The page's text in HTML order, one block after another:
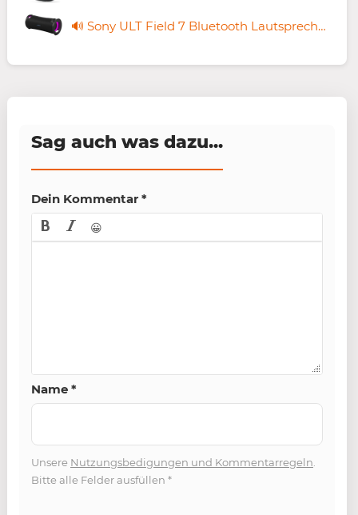
🔊 Sony ULT Field 7 Bluetooth Lautsprecher für 204€ (statt 255€)
Sag auch was dazu...
Dein Kommentar *
😀
Name *
Unsere Nutzungsbedigungen und Kommentarregeln.
Bitte alle Felder ausfüllen *